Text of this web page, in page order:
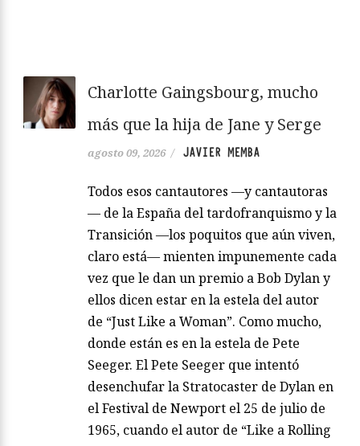
Charlotte Gaingsbourg, mucho
más que la hija de Jane y Serge
agosto 09, 2026 / JAVIER MEMBA
Todos esos cantautores —y cantautoras
— de la España del tardofranquismo y la
Transición —los poquitos que aún viven,
claro está— mienten impunemente cada
vez que le dan un premio a Bob Dylan y
ellos dicen estar en la estela del autor
de “Just Like a Woman”. Como mucho,
donde están es en la estela de Pete
Seeger. El Pete Seeger que intentó
desenchufar la Stratocaster de Dylan en
el Festival de Newport el 25 de julio de
1965, cuando el autor de “Like a Rolling